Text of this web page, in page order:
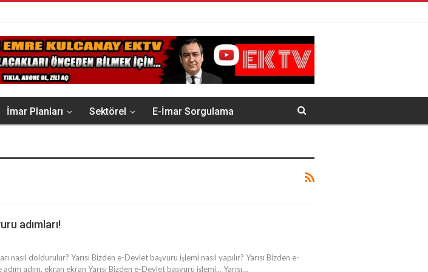
İmar Planları Sektörel E-İmar Sorgulama
adımları!
nasıl doldurulur? Yarısı Bizden e-Devlet başvuru işlemi nasıl yapılır? Yarısı Bizden e-
adım, ekran ekran Yarısı Bizden e-Devlet başvuru işlemi... Yarısı…